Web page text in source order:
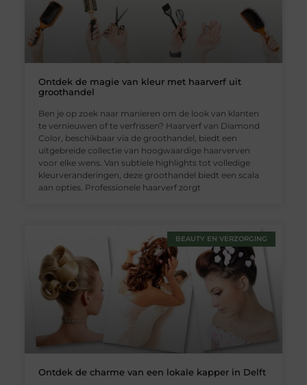
Ontdek de magie van kleur met haarverf uit
groothandel
Ben je op zoek naar manieren om de look van klanten
te vernieuwen of te verfrissen? Haarverf van Diamond
Color, beschikbaar via de groothandel, biedt een
uitgebreide collectie van hoogwaardige haarverven
voor elke wens. Van subtiele highlights tot volledige
kleurveranderingen, deze groothandel biedt een scala
aan opties. Professionele haarverf zorgt
BEAUTY EN VERZORGING
Ontdek de charme van een lokale kapper in Delft